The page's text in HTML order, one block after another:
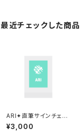
最近チェックした商品
ARI✦直筆サインチェキ/
お名前入り
¥3,000